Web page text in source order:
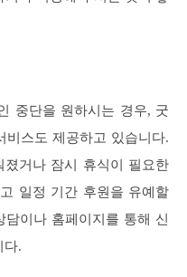
중단을 원하시는 경우, 굿
비스도 제공하고 있습니다.
거나 잠시 휴식이 필요한
일정 기간 후원을 유예할
이나 홈페이지를 통해 신
다.